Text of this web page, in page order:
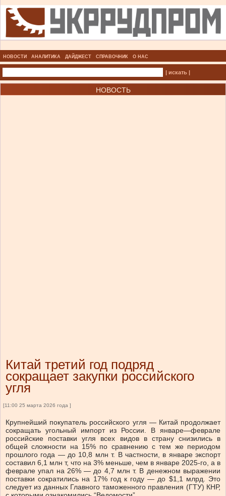
НОВОСТИ АНАЛИТИКА ДАЙДЖЕСТ СПРАВОЧНИК О НАС
| искать |
НОВОСТЬ
Китай третий год подряд
сокращает закупки российского
угля
[11:00 25 марта 2026 года ]
Крупнейший покупатель российского угля — Китай продолжает
сокращать угольный импорт из России. В январе—феврале
российские поставки угля всех видов в страну снизились в
общей сложности на 15% по сравнению с тем же периодом
прошлого года — до 10,8 млн т. В частности, в январе экспорт
составил 6,1 млн т, что на 3% меньше, чем в январе 2025-го, а в
феврале упал на 26% — до 4,7 млн т. В денежном выражении
поставки сократились на 17% год к году — до $1,1 млрд. Это
следует из данных Главного таможенного правления (ГТУ) КНР,